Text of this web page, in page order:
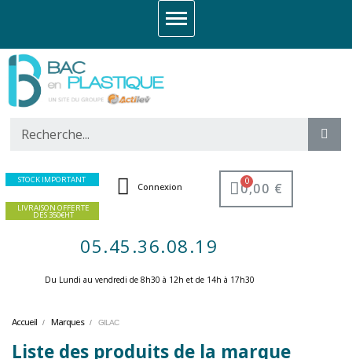
STOCK IMPORTANT
LIVRAISON OFFERTE
DES 350€HT
Connexion 0,00 €
05.45.36.08.19
Du Lundi au vendredi de 8h30 à 12h et de 14h à 17h30 ​
Accueil Marques GILAC
Liste des produits de la marque